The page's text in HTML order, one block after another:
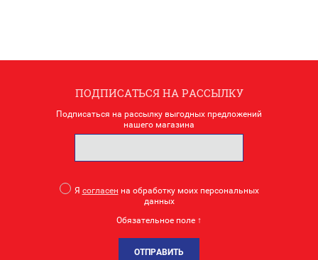
ПОДПИСАТЬСЯ НА РАССЫЛКУ
Подписаться на рассылку выгодных предложений
нашего магазина
Я согласен на обработку моих персональных
данных
Обязательное поле ↑
ОТПРАВИТЬ